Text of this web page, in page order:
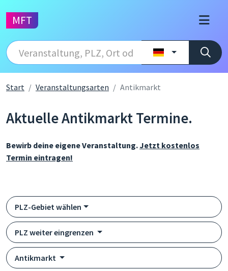
MFT
Start Veranstaltungsarten Antikmarkt
Aktuelle Antikmarkt Termine.
Bewirb deine eigene Veranstaltung.Jetzt kostenlos
Termin eintragen!
PLZ-Gebiet wählen
PLZ weiter eingrenzen
Antikmarkt